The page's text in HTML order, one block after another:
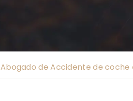
Abogado de Accidente de coche